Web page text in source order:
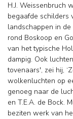
H.J. Weissenbruch
begaafde schilders
landschappen in
rond Boskoop en
van het typische
dampig. Ook
tovenaars', zei hij,
wolkenluchten op
genoeg naar de lucht kijken.' Weissenbruch
en T.E.A. de Bock. Musea: alle belangrijke Nederlandse musea
beziten werk van